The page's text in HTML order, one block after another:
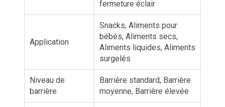
fermeture éclair
Application
Snacks, Aliments pour
bébés, Aliments secs,
Aliments liquides, Aliments
surgelés
Niveau de
barrière
Barrière standard, Barrière
moyenne, Barrière élevée